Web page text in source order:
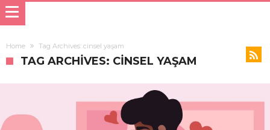
Home Tag Archives: cinsel yaşam
TAG ARCHIVES: CINSEL YAŞAM